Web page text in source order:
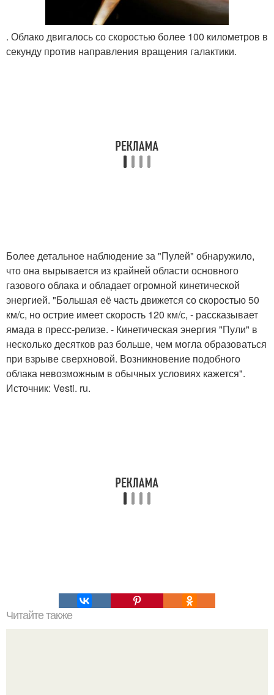
. Облако двигалось со скоростью более 100 километров в
секунду против направления вращения галактики.
Более детальное наблюдение за "Пулей" обнаружило,
что она вырывается из крайней области основного
газового облака и обладает огромной кинетической
энергией. "Большая её часть движется со скоростью 50
км/с, но острие имеет скорость 120 км/с, - рассказывает
ямада в пресс-релизе. - Кинетическая энергия "Пули" в
несколько десятков раз больше, чем могла образоваться
при взрыве сверхновой. Возникновение подобного
облака невозможным в обычных условиях кажется".
Источник: Vesti. ru.
Читайте также